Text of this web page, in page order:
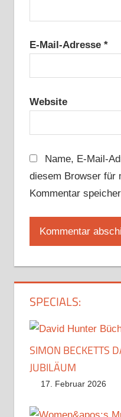
E-Mail-Adresse *
Website
Name, E-Mail-
diesem Browser für
Kommentar
SPECIALS:
SIMON BECKETTS
JUBILÄUM
17. Februar 2026